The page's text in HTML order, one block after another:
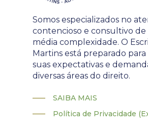
Somos especializados no
contencioso e consultivo de
média complexidade. O
Martins está preparado
suas expectativas e
diversas áreas do direito.
SAIBA MAIS
Política de Privacidade